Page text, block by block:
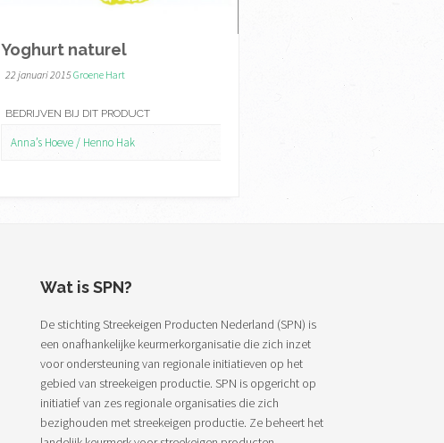
Yoghurt naturel
22 januari 2015Groene Hart
BEDRIJVEN BIJ DIT PRODUCT
Anna’s Hoeve / Henno Hak
Wat is SPN?
De stichting Streekeigen Producten Nederland (SPN) is
een onafhankelijke keurmerkorganisatie die zich inzet
voor ondersteuning van regionale initiatieven op het
gebied van streekeigen productie. SPN is opgericht op
initiatief van zes regionale organisaties die zich
bezighouden met streekeigen productie. Ze beheert het